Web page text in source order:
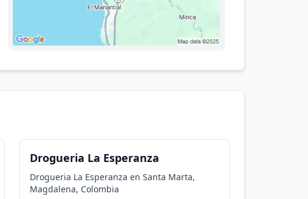
Drogueria La Esperanza
Drogueria La Esperanza en Santa Marta,
Magdalena, Colombia